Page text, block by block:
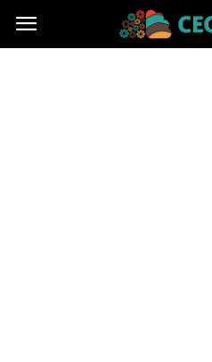
Cegos.pl